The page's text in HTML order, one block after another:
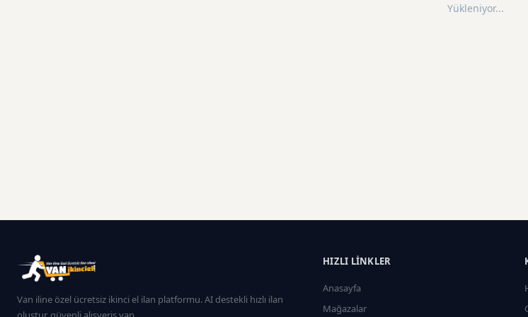
Yükleniyor...
Van iline özel ücretsiz ikinci el ilan platformu. AI destekli hızlı ilan
HIZLI LINKLER
Anasayfa
Mağazalar